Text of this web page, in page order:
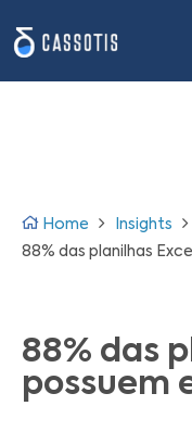
Home
Solução
Sobre nós
Home
Insights
88% das planilhas
88% das
possuem